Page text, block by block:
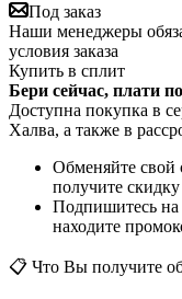
Под заказ
Наши менеджеры
условия заказа
Купить в сплит
Бери сейчас, плати
Доступна покупка в
Халва, а также в
Обменяйте свой
получите
Подпишитесь на
находите
📋 Что Вы получите